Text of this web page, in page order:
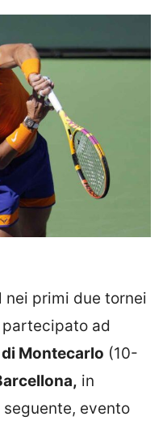
nei primi due tornei
ad
Montecarlo (10-
in
evento